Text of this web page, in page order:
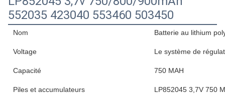
552035 423040 553460 503450
Nom Batterie au lithium
Voltage Le système de
Capacité 750 MAH
Piles et accumulateurs LP852045 3,7V 750